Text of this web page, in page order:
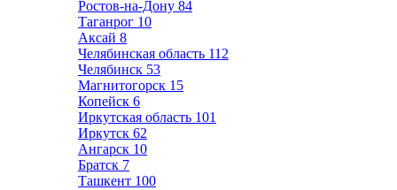
Ростов-на-Дону 84
Таганрог 10
Аксай 8
Челябинская область 112
Челябинск 53
Магнитогорск 15
Копейск 6
Иркутская область 101
Иркутск 62
Ангарск 10
Братск 7
Ташкент 100